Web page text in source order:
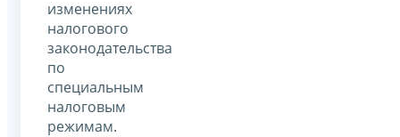
изменениях
налогового
законодательства
по
специальным
налоговым
режимам.